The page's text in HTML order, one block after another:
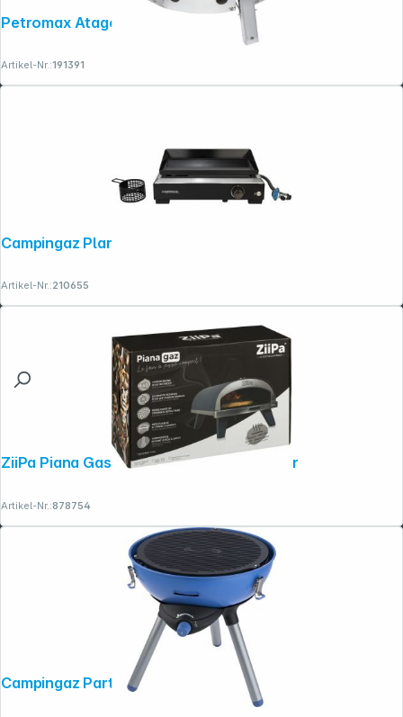
Petromax Atago Gasgrill
Artikel-Nr.:191391
Campingaz Plancha Othello 1CV
Artikel-Nr.:210655
ZiiPa Piana Gas-Pizzaofen Farbe Schiefer
Artikel-Nr.:878754
Campingaz Party Grill 400 CV